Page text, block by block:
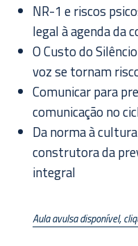
NR-1 e riscos
legal à agenda da
O Custo do
voz se tornam
Comunicar para
comunicação no
Da norma à
construtora da
integral
Aula avulsa disponível,